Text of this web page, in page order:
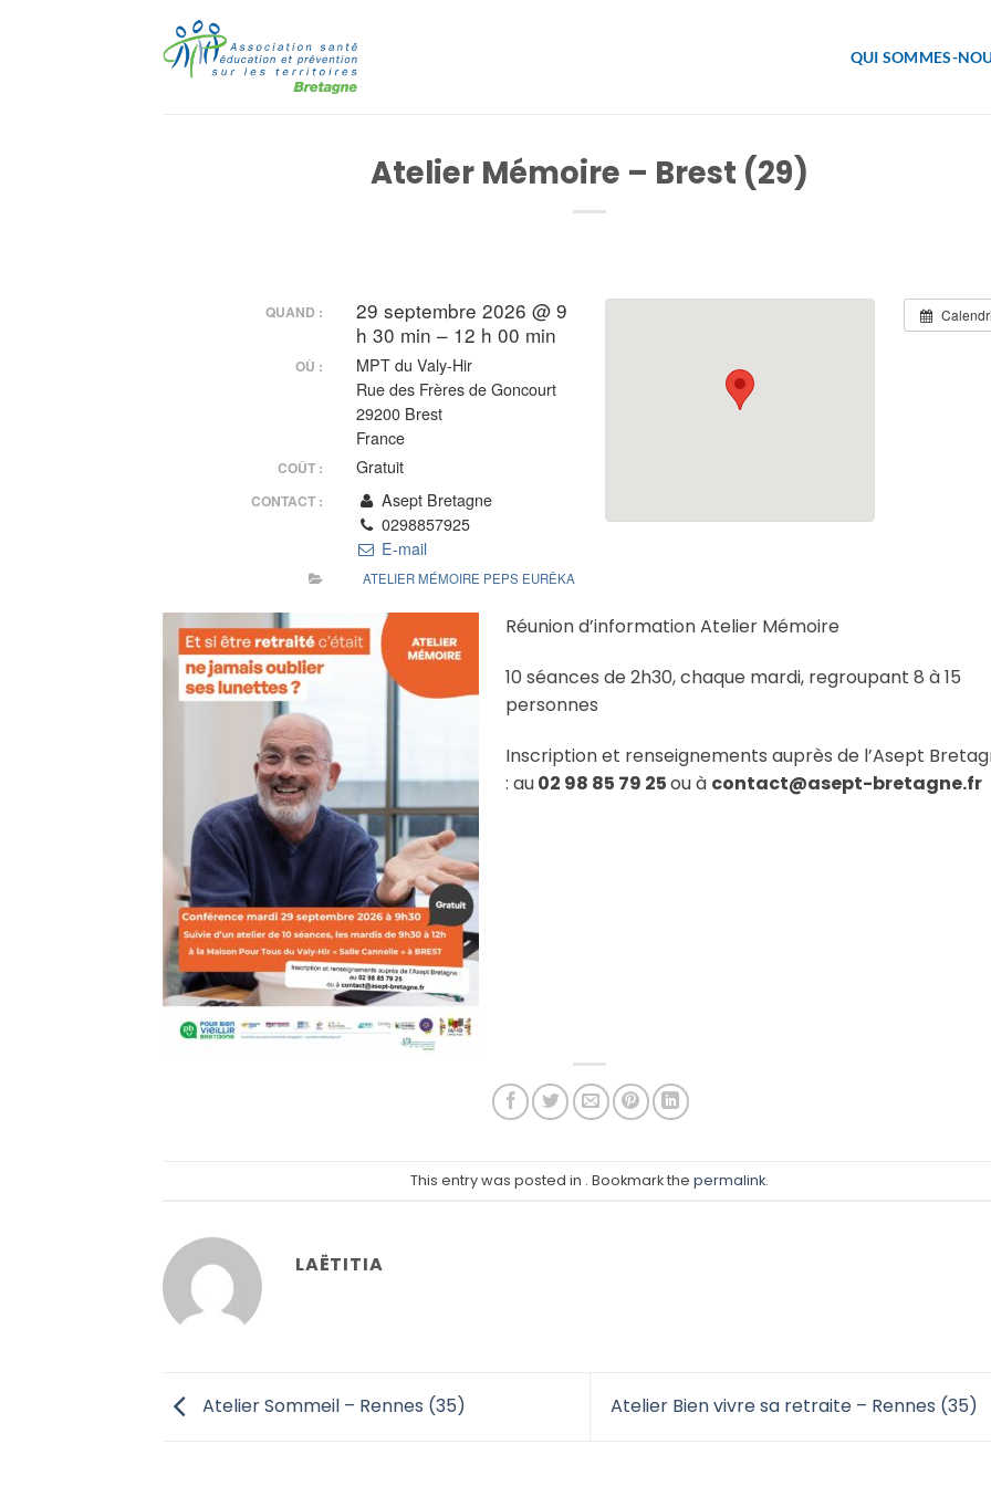
QUI SOMMES-
Atelier Mémoire – Brest (29)
QUAND :
29 septembre 2026 @ 9
h 30 min – 12 h 00 min
OÙ :
MPT du Valy-Hir
Rue des Frères de Goncourt
29200 Brest
France
COÛT : Gratuit
CONTACT :
Asept Bretagne
0298857925
E-mail
ATELIER MÉMOIRE PEPS EURÊKA
Réunion d’information Atelier Mémoire
10 séances de 2h30, chaque mardi, regroupant 8 à 15
personnes
Inscription et renseignements auprès de l’Asept
: au02 98 85 79 25ou à contact@asept-bretagne.fr
This entry was posted in . Bookmark thepermalink.
LAËTITIA
Atelier Sommeil – Rennes (35) Atelier Bien vivre sa retraite – Rennes (35)